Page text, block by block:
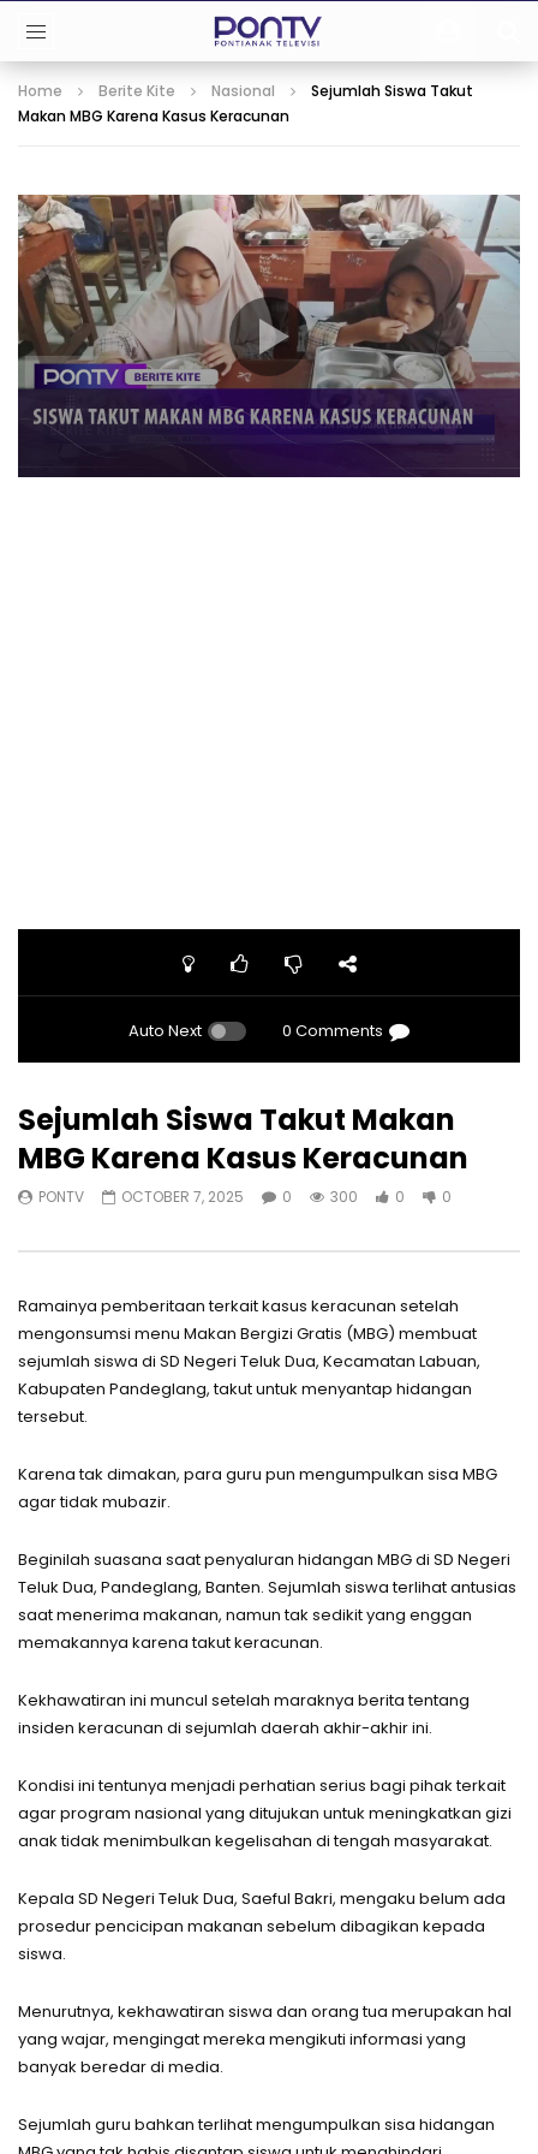
Home Berite Kite Nasional
Sejumlah Siswa Takut
Makan MBG Karena Kasus Keracunan
Auto Next 0 Comments
Sejumlah Siswa Takut Makan
MBG Karena Kasus Keracunan
PONTV OCTOBER 7, 2025 0 300 0 0
Ramainya pemberitaan terkait kasus keracunan setelah
mengonsumsi menu Makan Bergizi Gratis (MBG) membuat
sejumlah siswa di SD Negeri Teluk Dua, Kecamatan Labuan,
Kabupaten Pandeglang, takut untuk menyantap hidangan
tersebut.
Karena tak dimakan, para guru pun mengumpulkan sisa MBG
agar tidak mubazir.
Beginilah suasana saat penyaluran hidangan MBG di SD Negeri
Teluk Dua, Pandeglang, Banten. Sejumlah siswa terlihat antusias
saat menerima makanan, namun tak sedikit yang enggan
memakannya karena takut keracunan.
Kekhawatiran ini muncul setelah maraknya berita tentang
insiden keracunan di sejumlah daerah akhir-akhir ini.
Kondisi ini tentunya menjadi perhatian serius bagi pihak terkait
agar program nasional yang ditujukan untuk meningkatkan gizi
anak tidak menimbulkan kegelisahan di tengah masyarakat.
Kepala SD Negeri Teluk Dua, Saeful Bakri, mengaku belum ada
prosedur pencicipan makanan sebelum dibagikan kepada
siswa.
Menurutnya, kekhawatiran siswa dan orang tua merupakan hal
yang wajar, mengingat mereka mengikuti informasi yang
banyak beredar di media.
Sejumlah guru bahkan terlihat mengumpulkan sisa hidangan